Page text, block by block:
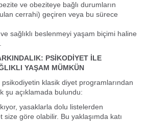
ve obeziteye bağlı durumların
cerrahi) geçiren veya bu sürece
sağlıklı beslenmeyi yaşam biçimi haline
PSİKODİYET İLE
YAŞAM MÜMKÜN
, psikodiyetin klasik diyet programlarından
şu açıklamada bulundu:
yasaklarla dolu listelerden
size göre olabilir. Bu yaklaşımda katı